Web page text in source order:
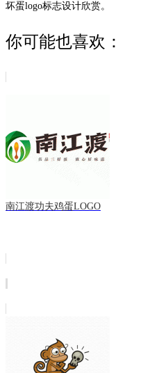
坏蛋logo标志设计欣赏。
你可能也喜欢：
南江渡功夫鸡蛋LOGO